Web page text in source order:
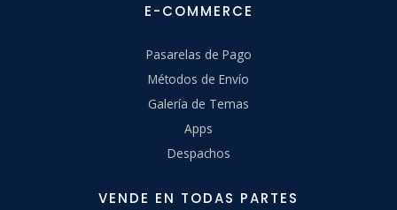
E-COMMERCE
Pasarelas de Pago
Métodos de Envío
Galería de Temas
Apps
Despachos
VENDE EN TODAS PARTES